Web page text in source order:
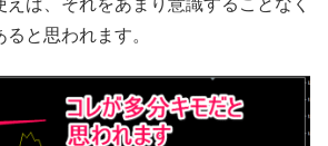
ば、それをあまり意識することなく
と思われます。